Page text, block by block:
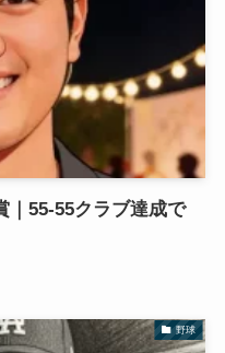
｜55-55クラブ達成で
野球